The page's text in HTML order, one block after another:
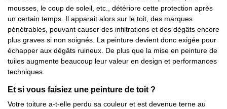
mousses, le coup de soleil, etc., détériore cette protection après
un certain temps. Il apparait alors sur le toit, des marques
pénétrables, pouvant causer des infiltrations et des dégâts encore
plus graves si non soignés. La peinture devient donc exigée pour
échapper aux dégâts ruineux. De plus que la mise en peinture de
tuiles augmente beaucoup leur valeur en design et performances
techniques.
Et si vous faisiez une peinture de toit ?
Votre toiture a-t-elle perdu sa couleur et est devenue terne au